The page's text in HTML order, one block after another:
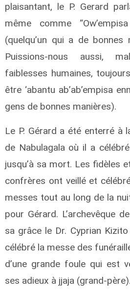
plaisantant, le P. Gerard
même comme
(quelqu’un qui a de bonnes
Puissions-nous aussi,
faiblesses humaines,
être ‘abantu ab’ab’empisa
gens de bonnes manières).
Le P. Gérard a été enterré à
de Nabulagala où il a
jusqu’à sa mort. Les fidèles
confrères ont veillé et
messes tout au long de la
pour Gérard. L’archevêque
sa grâce le Dr. Cyprian
célébré la messe des
d’une grande foule qui est
ses adieux à jjaja (grand-père).